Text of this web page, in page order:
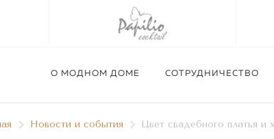
О МОДНОМ ДОМЕ
доме
СОТРУДНИЧЕСТВО
и события
Новости и события Цвет свадебного платья и